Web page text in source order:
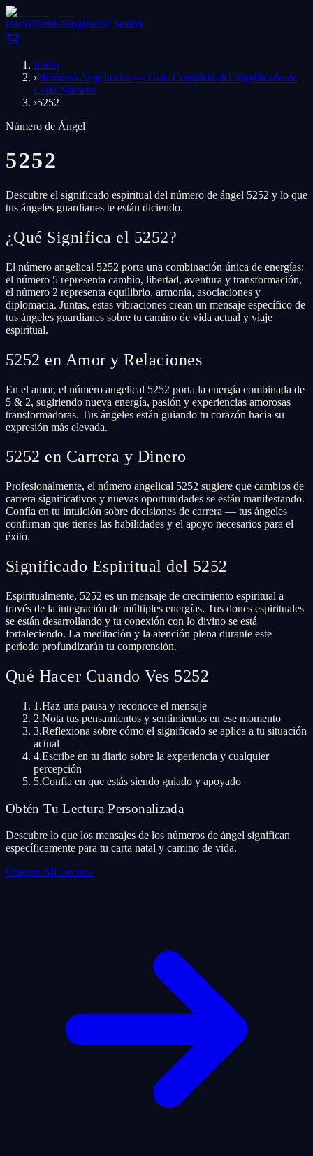
InicioTiendaBlogIniciar Sesión
Inicio
›Números Angelicales — Guía Completa del Significado de
Cada Número
›5252
Número de Ángel
5252
Descubre el significado espiritual del número de ángel 5252 y lo que
tus ángeles guardianes te están diciendo.
¿Qué Significa el 5252?
El número angelical 5252 porta una combinación única de energías:
el número 5 representa cambio, libertad, aventura y transformación,
el número 2 representa equilibrio, armonía, asociaciones y
diplomacia. Juntas, estas vibraciones crean un mensaje específico de
tus ángeles guardianes sobre tu camino de vida actual y viaje
espiritual.
5252 en Amor y Relaciones
En el amor, el número angelical 5252 porta la energía combinada de
5 & 2, sugiriendo nueva energía, pasión y experiencias amorosas
transformadoras. Tus ángeles están guiando tu corazón hacia su
expresión más elevada.
5252 en Carrera y Dinero
Profesionalmente, el número angelical 5252 sugiere que cambios de
carrera significativos y nuevas oportunidades se están manifestando.
Confía en tu intuición sobre decisiones de carrera — tus ángeles
confirman que tienes las habilidades y el apoyo necesarios para el
éxito.
Significado Espiritual del 5252
Espiritualmente, 5252 es un mensaje de crecimiento espiritual a
través de la integración de múltiples energías. Tus dones espirituales
se están desarrollando y tu conexión con lo divino se está
fortaleciendo. La meditación y la atención plena durante este
período profundizarán tu comprensión.
Qué Hacer Cuando Ves 5252
1.Haz una pausa y reconoce el mensaje
2.Nota tus pensamientos y sentimientos en ese momento
3.Reflexiona sobre cómo el significado se aplica a tu situación
actual
4.Escribe en tu diario sobre la experiencia y cualquier
percepción
5.Confía en que estás siendo guiado y apoyado
Obtén Tu Lectura Personalizada
Descubre lo que los mensajes de los números de ángel significan
específicamente para tu carta natal y camino de vida.
Obtener Mi Lectura